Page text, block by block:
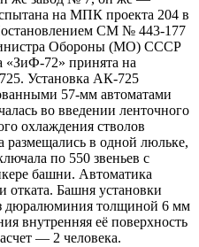
на МПК проекта 204 в
СМ № 443-177
Обороны (МО) СССР
«ЗиФ-72» принята на
Установка АК-725
57-мм автоматами
во введении ленточного
охлаждения стволов
размещались в одной люльке,
по 550 звеньев с
башни. Автоматика
отката. Башня установки
дюралюминия толщиной 6 мм
внутренняя её поверхность
— 2 человека.